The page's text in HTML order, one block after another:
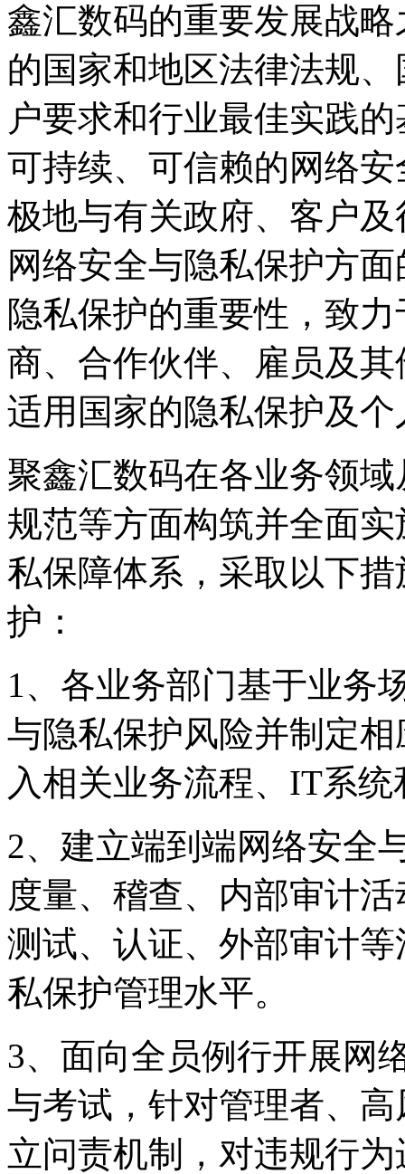
鑫汇数码的重要发展战
的国家和地区法律法规
户要求和行业最佳实践的基
可持续、可信赖的网络
极地与有关政府、客户
网络安全与隐私保护方
隐私保护的重要性，致力
商、合作伙伴、雇员
适用国家的隐私保护及
聚鑫汇数码在各业务领域从政
规范等方面构筑并全面
私保障体系，采取以
护：
1、各业务部门基于业务
与隐私保护风险并制定相
入相关业务流程、IT系
2、建立端到端网络安全
度量、稽查、内部审
测试、认证、外部审
私保护管理水平。
3、面向全员例行开展
与考试，针对管理者
立问责机制，对违规行